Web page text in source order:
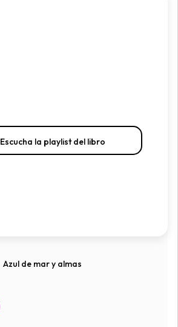
Escucha la playlist del libro
Azul de mar y almas